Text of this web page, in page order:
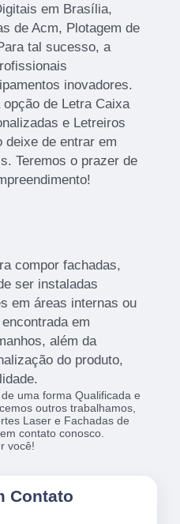
em Brasília,
de Acm, Plotagem de
tal sucesso, a
inovadores.
de Letra Caixa
e Letreiros
deixe de entrar em
Teremos o prazer de
compor fachadas,
ser instaladas
em áreas internas ou
em
além da
do produto,
uma forma Qualificada e
outros trabalhamos,
Laser e Fachadas de
contato conosco.
você!
Contato